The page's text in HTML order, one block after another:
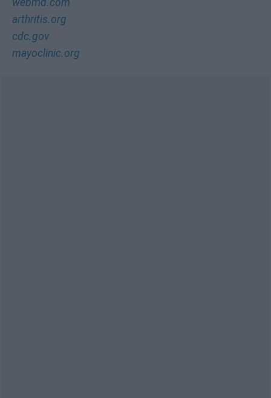
arthritis.org
cdc.gov
mayoclinic.org